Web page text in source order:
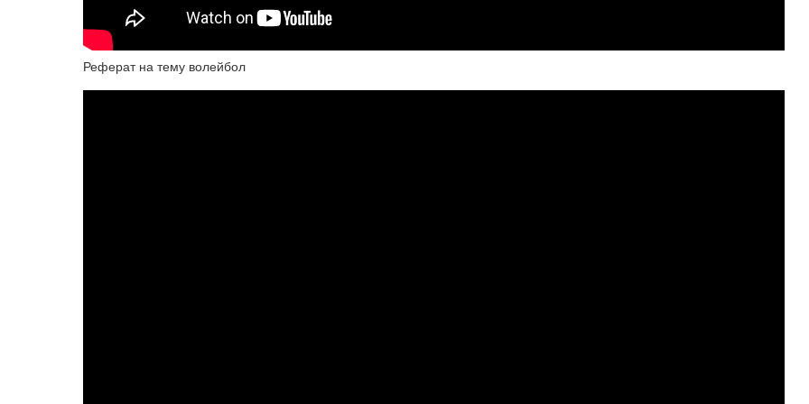
Реферат на тему волейбол